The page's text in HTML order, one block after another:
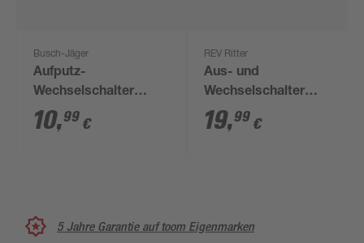
Busch-Jäger
Aufputz-
Wechselschalter
'Ocean' grau/blaugrün
10,99 €
REV Ritter
Aus- und
Wechselschalter
'Aquastorm' grau
19,99 €
5 Jahre Garantie auf toom Eigenmarken